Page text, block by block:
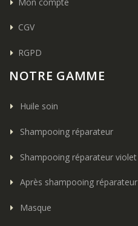
CGV
RGPD
NOTRE GAMME
Huile soin
Shampooing réparateur
Shampooing réparateur violet
Après shampooing réparateur
Masque